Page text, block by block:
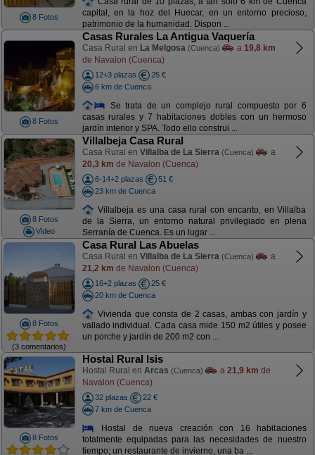
8 Fotos
capital, en la hoz del Huecar, en un entorno precioso,
patrimonio de la humanidad. Dispon ...
8 Fotos
Casas Rurales La Antigua Vaquería
Casa Rural en La Melgosa (Cuenca) a 19,8 km
de Navalon (Cuenca)
12+3 plazas
25 €
6 km de Cuenca
Se trata de un complejo rural compuesto por 6
casas rurales y 7 habitaciones dobles con un hermoso
jardín interior y SPA. Todo ello construi ...
8 Fotos
Video
Villalbeja Casa Rural
Casa Rural en Villalba de La Sierra (Cuenca)
a
20,3 km de Navalon (Cuenca)
6-14+2 plazas
51 €
23 km de Cuenca
Villalbeja es una casa rural con encanto, en Villalba
de la Sierra, un entorno natural privilegiado en plena
Serranía de Cuenca. Es un lugar ...
8 Fotos
(3 comentarios)
Casa Rural Las Abuelas
Casa Rural en Villalba de La Sierra (Cuenca)
a
21,2 km de Navalon (Cuenca)
16+2 plazas
25 €
20 km de Cuenca
Vivienda que consta de 2 casas, ambas con jardín y
vallado individual. Cada casa mide 150 m2 útiles y posee
un porche y jardín de 200 m2 con ...
8 Fotos
Hostal Rural Isis
Hostal Rural en Arcas (Cuenca) a 21,9 km de
Navalon (Cuenca)
32 plazas
22 €
7 km de Cuenca
Hostal de nueva creación con 16 habitaciones
totalmente equipadas para las necesidades de nuestro
tiempo; un restaurante de invierno, una ba ...